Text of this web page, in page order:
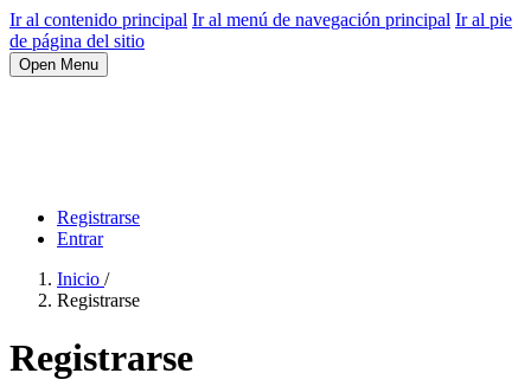
Ir al contenido principal Ir al menú de navegación principal Ir al pie
de página del sitio
Open Menu
Registrarse
Entrar
Inicio /
Registrarse
Registrarse